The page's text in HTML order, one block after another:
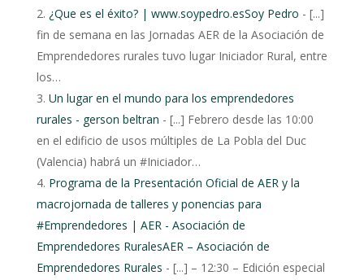
¿Que es el éxito? | www.soypedro.esSoy Pedro - [...]
fin de semana en las Jornadas AER de la Asociación de
Emprendedores rurales tuvo lugar Iniciador Rural, entre
los…
Un lugar en el mundo para los emprendedores
rurales - gerson beltran - [...] Febrero desde las 10:00
en el edificio de usos múltiples de La Pobla del Duc
(Valencia) habrá un #Iniciador…
Programa de la Presentación Oficial de AER y la
macrojornada de talleres y ponencias para
#Emprendedores | AER - Asociación de
Emprendedores RuralesAER – Asociación de
Emprendedores Rurales - [...] – 12:30 – Edición especial